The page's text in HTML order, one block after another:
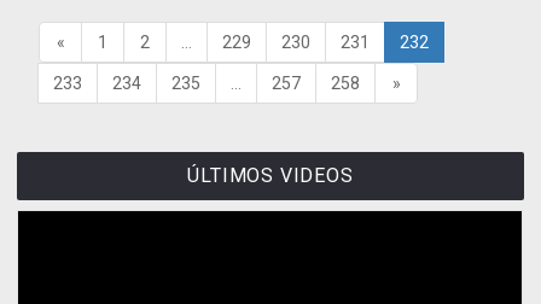
« 1 2 229 230 231 232
233 234 235 257 258 »
ÚLTIMOS VIDEOS